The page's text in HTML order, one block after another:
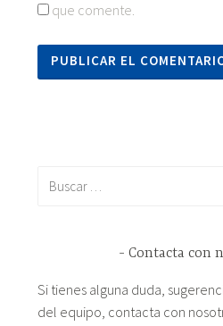
que comente.
Contacta con
Si tienes alguna duda,
del equipo, contacta con